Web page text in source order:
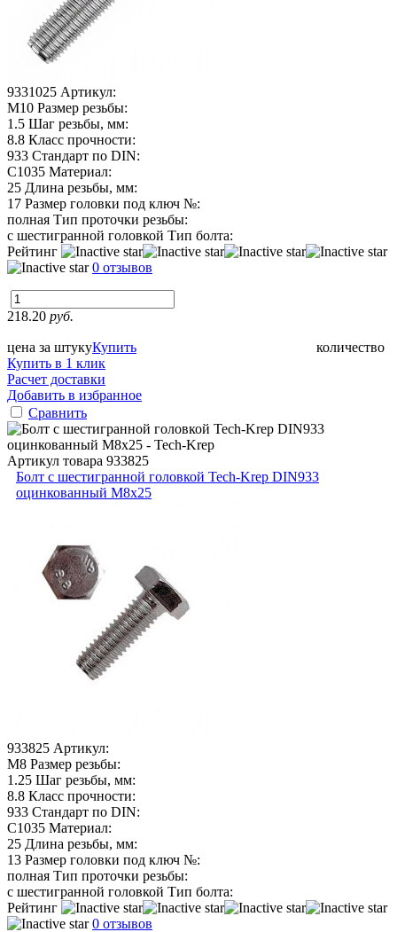
9331025 Артикул:
М10 Размер резьбы:
1.5 Шаг резьбы, мм:
8.8 Класс прочности:
933 Стандарт по DIN:
C1035 Материал:
25 Длина резьбы, мм:
17 Размер головки под ключ №:
полная Тип проточки резьбы:
с шестигранной головкой Тип болта:
Рейтинг
0 отзывов
218.20 руб.
цена за штуку количество
Купить
Купить в 1 клик
Расчет доставки
Добавить в избранное
Сравнить
Артикул товара 933825
Болт с шестигранной головкой Tech-Krep DIN933
оцинкованный М8х25
933825 Артикул:
М8 Размер резьбы:
1.25 Шаг резьбы, мм:
8.8 Класс прочности:
933 Стандарт по DIN:
C1035 Материал:
25 Длина резьбы, мм:
13 Размер головки под ключ №:
полная Тип проточки резьбы:
с шестигранной головкой Тип болта:
Рейтинг
0 отзывов